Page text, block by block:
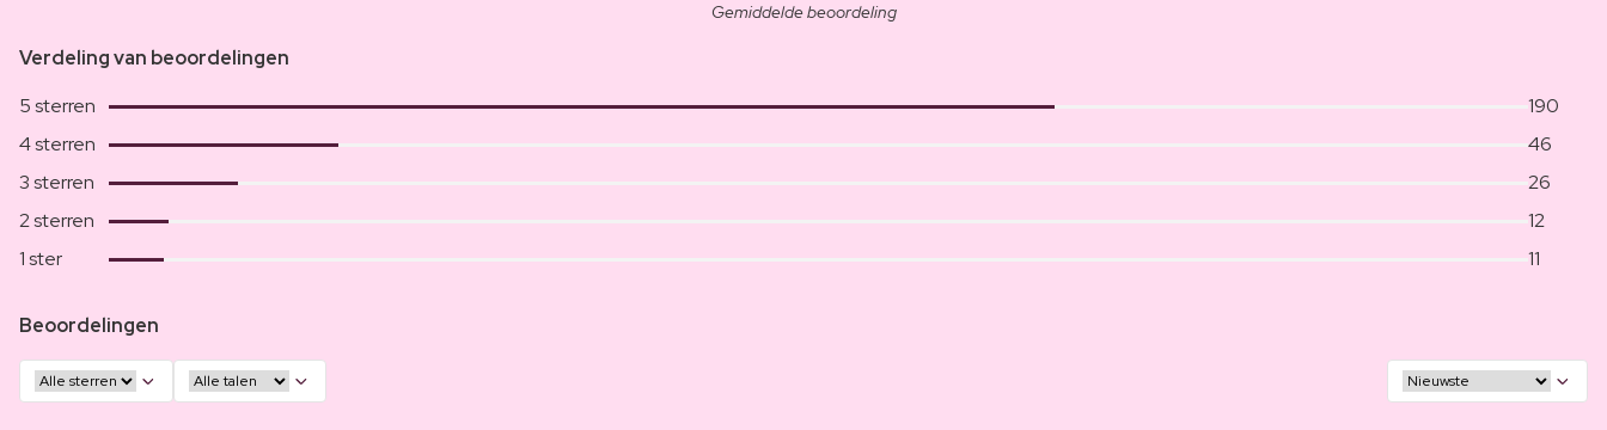
Gemiddelde beoordeling
Verdeling van beoordelingen
5 sterren
190
4 sterren
46
3 sterren
26
2 sterren
12
1 ster
11
Beoordelingen